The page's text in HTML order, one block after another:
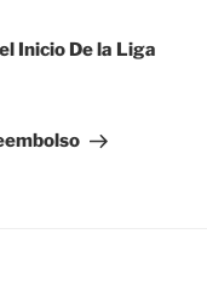
Inicio De la Liga